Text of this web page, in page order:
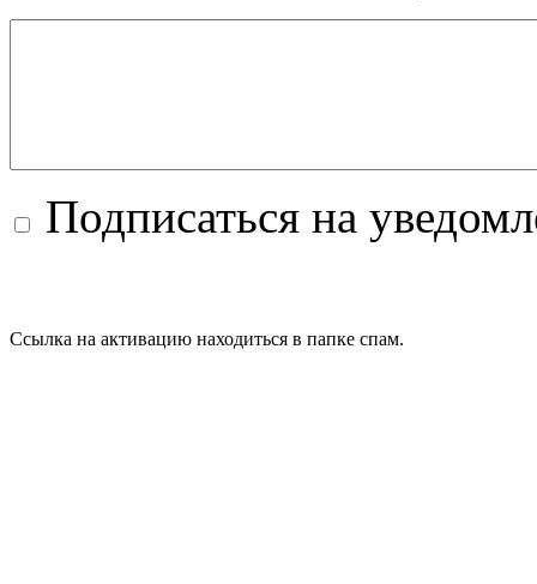
Подписаться на
Ссылка на активацию находиться в папке спам.